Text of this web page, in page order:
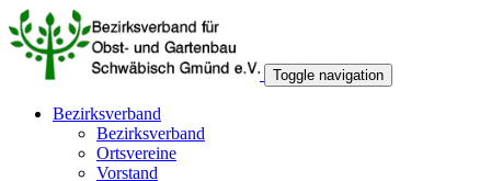
Toggle navigation
Bezirksverband
Bezirksverband
Ortsvereine
Vorstand